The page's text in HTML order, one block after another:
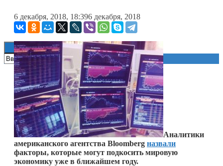
Книги
6 декабря, 2018, 18:396 декабря, 2018
Аналитики
американского агентства Bloomberg назвали
факторы, которые могут подкосить мировую
экономику уже в ближайшем году.